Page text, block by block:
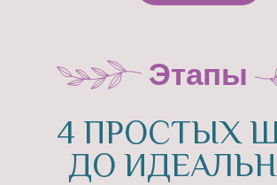
большого количества одинаковых